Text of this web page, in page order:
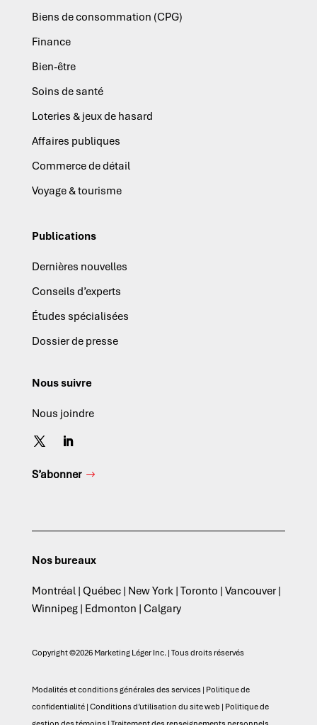
Biens de consommation (CPG)
Finance
Bien-être
Soins de santé
Loteries & jeux de hasard
Affaires publiques
Commerce de détail
Voyage & tourisme
Publications
Dernières nouvelles
Conseils d’experts
Études spécialisées
Dossier de presse
Nous suivre
Nous joindre
S’abonner
Nos bureaux
Montréal | Québec | New York | Toronto | Vancouver |
Winnipeg | Edmonton | Calgary
Copyright ©2026 Marketing Léger Inc. | Tous droits réservés
Modalités et conditions générales des services| Politique de
confidentialité| Conditions d’utilisation du site web | Politique de